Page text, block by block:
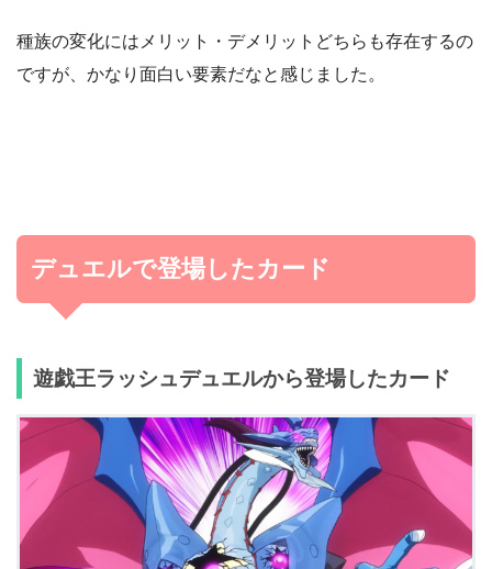
種族の変化にはメリット・デメリットどちらも存在するの
ですが、かなり面白い要素だなと感じました。
デュエルで登場したカード
遊戯王ラッシュデュエルから登場したカード